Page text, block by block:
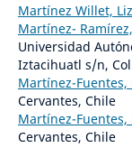
Martínez Willet,
Martínez-
Universidad
Iztacihuatl s/n,
Martínez-
Cervantes, Chile
Martínez-
Cervantes, Chile